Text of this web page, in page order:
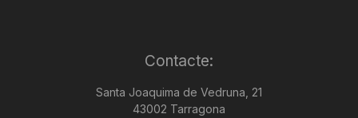
Contacte:
Santa Joaquima de Vedruna, 21
43002 Tarragona